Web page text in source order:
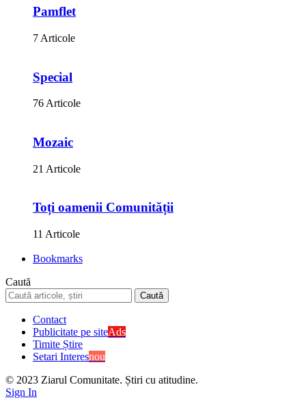
Pamflet
7 Articole
Special
76 Articole
Mozaic
21 Articole
Toți oamenii Comunității
11 Articole
Bookmarks
Caută
Contact
Publicitate pe siteAds
Timite Știre
Setari Interesnou
© 2023 Ziarul Comunitate. Știri cu atitudine.
Sign In